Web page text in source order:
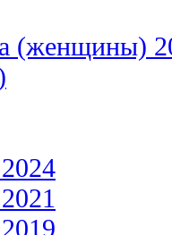
(женщины)